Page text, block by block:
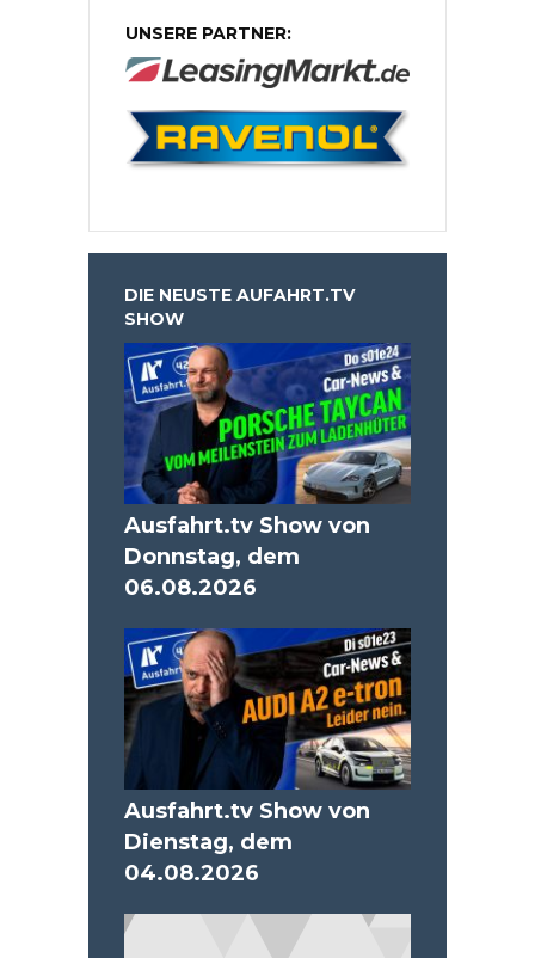
UNSERE PARTNER:
DIE NEUSTE AUFAHRT.TV
SHOW
Ausfahrt.tv Show von
Donnstag, dem
06.08.2026
Ausfahrt.tv Show von
Dienstag, dem
04.08.2026